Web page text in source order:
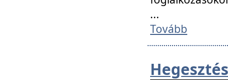
...
Tovább